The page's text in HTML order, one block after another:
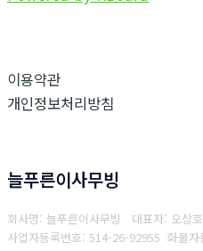
이용약관
개인정보처리방침
늘푸른이사무빙
회사명: 늘푸른이사무빙 대표자: 오상호
사업자등록번호: 514-26-92955 화물